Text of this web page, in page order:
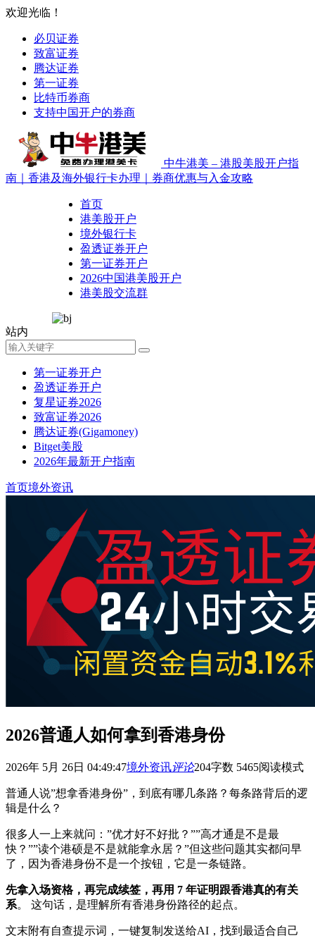
欢迎光临！
必贝证券
致富证券
腾达证券
第一证券
比特币券商
支持中国开户的券商
中牛港美 – 港股美股开户指
南｜香港及海外银行卡办理｜券商优惠与入金攻略
首页
港美股开户
境外银行卡
盈透证券开户
第一证券开户
2026中国港美股开户
港美股交流群
站内
第一证券开户
盈透证券开户
复星证券2026
致富证券2026
腾达证券(Gigamoney)
Bitget美股
2026年最新开户指南
首页境外资讯
2026普通人如何拿到香港身份
2026年 5月 26日 04:49:47境外资讯评论204字数 5465阅读模式
普通人说”想拿香港身份”，到底有哪几条路？每条路背后的逻
辑是什么？
很多人一上来就问：”优才好不好批？””高才通是不是最
快？””读个港硕是不是就能拿永居？”但这些问题其实都问早
了，因为香港身份不是一个按钮，它是一条链路。
先拿入场资格，再完成续签，再用 7 年证明跟香港真的有关
系。 这句话，是理解所有香港身份路径的起点。
文末附有自查提示词，一键复制发送给AI，找到最适合自己